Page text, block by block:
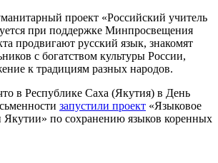
проект «Российский учитель
при поддержке Минпросвещения
продвигают русский язык, знакомят
с богатством культуры России,
к традициям разных народов.
в Республике Саха (Якутия) в День
запустили проект «Языковое
Якутии» по сохранению языков коренных